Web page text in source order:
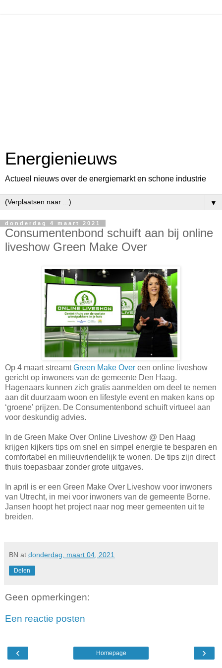
Energienieuws
Actueel nieuws over de energiemarkt en schone industrie
▼
donderdag 4 maart 2021
Consumentenbond schuift aan bij online
liveshow Green Make Over
Op 4 maart streamtGreen Make Over een online liveshow
gericht op inwoners van de gemeente Den Haag.
Hagenaars kunnen zich gratis aanmelden om deel te nemen
aan dit duurzaam woon en lifestyle event en maken kans op
‘groene’ prijzen. De Consumentenbond schuift virtueel aan
voor deskundig advies.
In de Green Make Over Online Liveshow @ Den Haag
krijgen kijkers tips om snel en simpel energie te besparen en
comfortabel en milieuvriendelijk te wonen. De tips zijn direct
thuis toepasbaar zonder grote uitgaves.
In april is er een Green Make Over Liveshow voor inwoners
van Utrecht, in mei voor inwoners van de gemeente Borne.
Jansen hoopt het project naar nog meer gemeenten uit te
breiden.
BN at donderdag, maart 04, 2021
Delen
Geen opmerkingen:
Een reactie posten
‹ ›
Homepage